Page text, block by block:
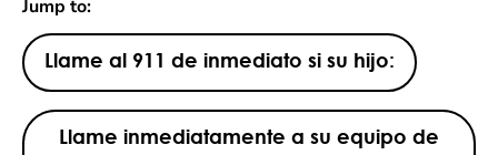
Jump to:
Llame al 911 de inmediato si su hijo:
Llame inmediatamente a su equipo de